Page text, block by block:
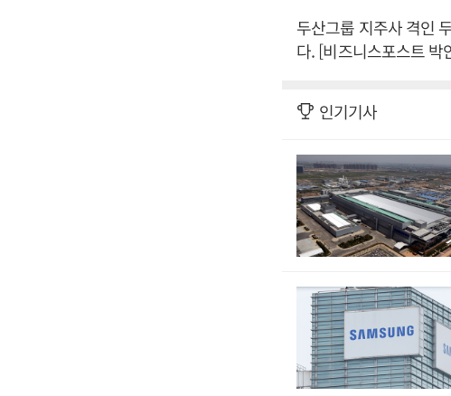
두산그룹 지주사 격인
다. [비즈니스포스트 박
인기기사